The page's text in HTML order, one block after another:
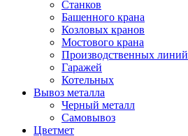
Станков
Башенного крана
Козловых кранов
Мостового крана
Производственных линий
Гаражей
Котельных
Вывоз металла
Черный металл
Самовывоз
Цветмет